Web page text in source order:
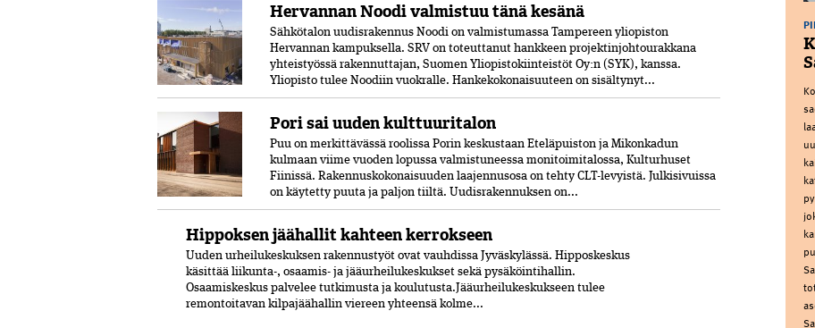
Hervannan Noodi valmistuu tänä kesänä
Sähkötalon uudisrakennus Noodi on valmistumassa Tampereen yliopiston
Hervannan kampuksella. SRV on toteuttanut hankkeen projektinjohtourakkana
yhteistyössä rakennuttajan, Suomen Yliopistokiinteistöt Oy:n (SYK), kanssa.
Yliopisto tulee Noodiin vuokralle. Hankekokonaisuuteen on sisältynyt...
Pori sai uuden kulttuuritalon
Puu on merkittävässä roolissa Porin keskustaan Eteläpuiston ja Mikonkadun
kulmaan viime vuoden lopussa valmistuneessa moni­toimitalossa, Kulturhuset
Fiinissä. Rakennuskokonaisuuden laajennusosa on tehty CLT-levyistä. Julkisivuissa
on käytetty puuta ja paljon tiiltä. Uudisrakennuksen on...
Hippoksen jäähallit kahteen kerrokseen
Uuden urheilukeskuksen rakennustyöt ovat vauhdissa Jyväskylässä. Hipposkeskus
käsittää liikunta-, osaamis- ja jääurheilukeskukset sekä pysäköintihallin.
Osaamiskeskus palvelee tutkimusta ja koulutusta.Jääurheilukeskukseen tulee
remontoitavan kilpajäähallin viereen yhteensä kolme...